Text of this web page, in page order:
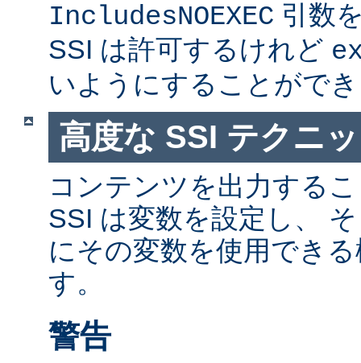
IncludesNOEXEC 引数
SSI は許可するけれど
いようにすることがで
高度な SSI テクニ
コンテンツを出力する
SSI は変数を設定し、
にその変数を使用でき
す。
警告